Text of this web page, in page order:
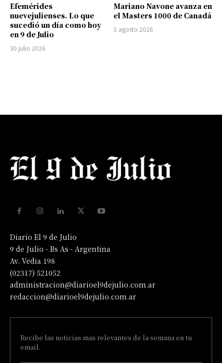
Efemérides
nuevejulienses. Lo que
sucedió un día como hoy
en 9 de Julio
30 julio 2026
Mariano Navone avanza en
el Masters 1000 de Canadá
5 agosto 2026
Diario El 9 de Julio
9 de Julio - Bs As - Argentina
Av. Vedia 198
(02317) 521052
administracion@diarioel9dejulio.com.ar
redaccion@diarioel9dejulio.com.ar
Recibe las noticias mas relevantes de la semana en tu
email.